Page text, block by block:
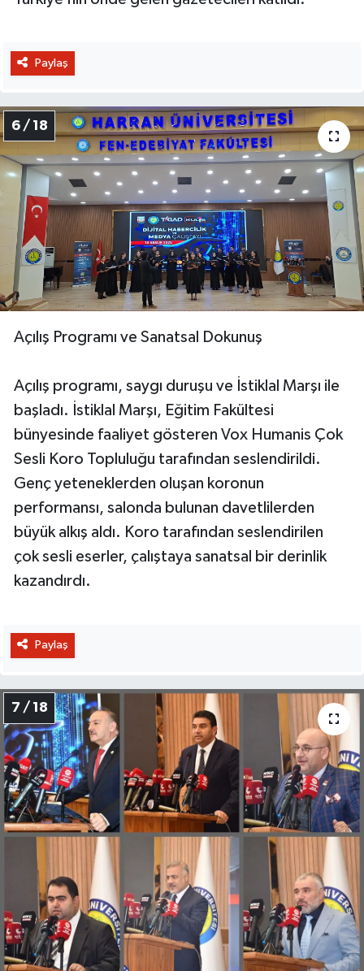
Paylaş
6 / 18
Açılış Programı ve Sanatsal Dokunuş
Açılış programı, saygı duruşu ve İstiklal Marşı ile
başladı. İstiklal Marşı, Eğitim Fakültesi
bünyesinde faaliyet gösteren Vox Humanis Çok
Sesli Koro Topluluğu tarafından seslendirildi.
Genç yeteneklerden oluşan koronun
performansı, salonda bulunan davetlilerden
büyük alkış aldı. Koro tarafından seslendirilen
çok sesli eserler, çalıştaya sanatsal bir derinlik
kazandırdı.
Paylaş
7 / 18